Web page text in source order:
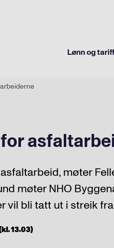
Lønn og tariff
møter
møter NHO
vil bli tatt ut i streik
13.03)